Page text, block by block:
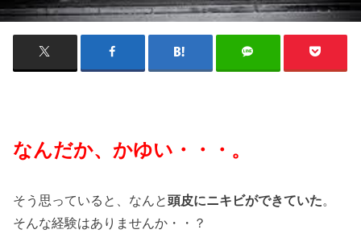
なんだか、かゆい・・・。
そう思っていると、なんと頭皮にニキビができていた。
そんな経験はありませんか・・？